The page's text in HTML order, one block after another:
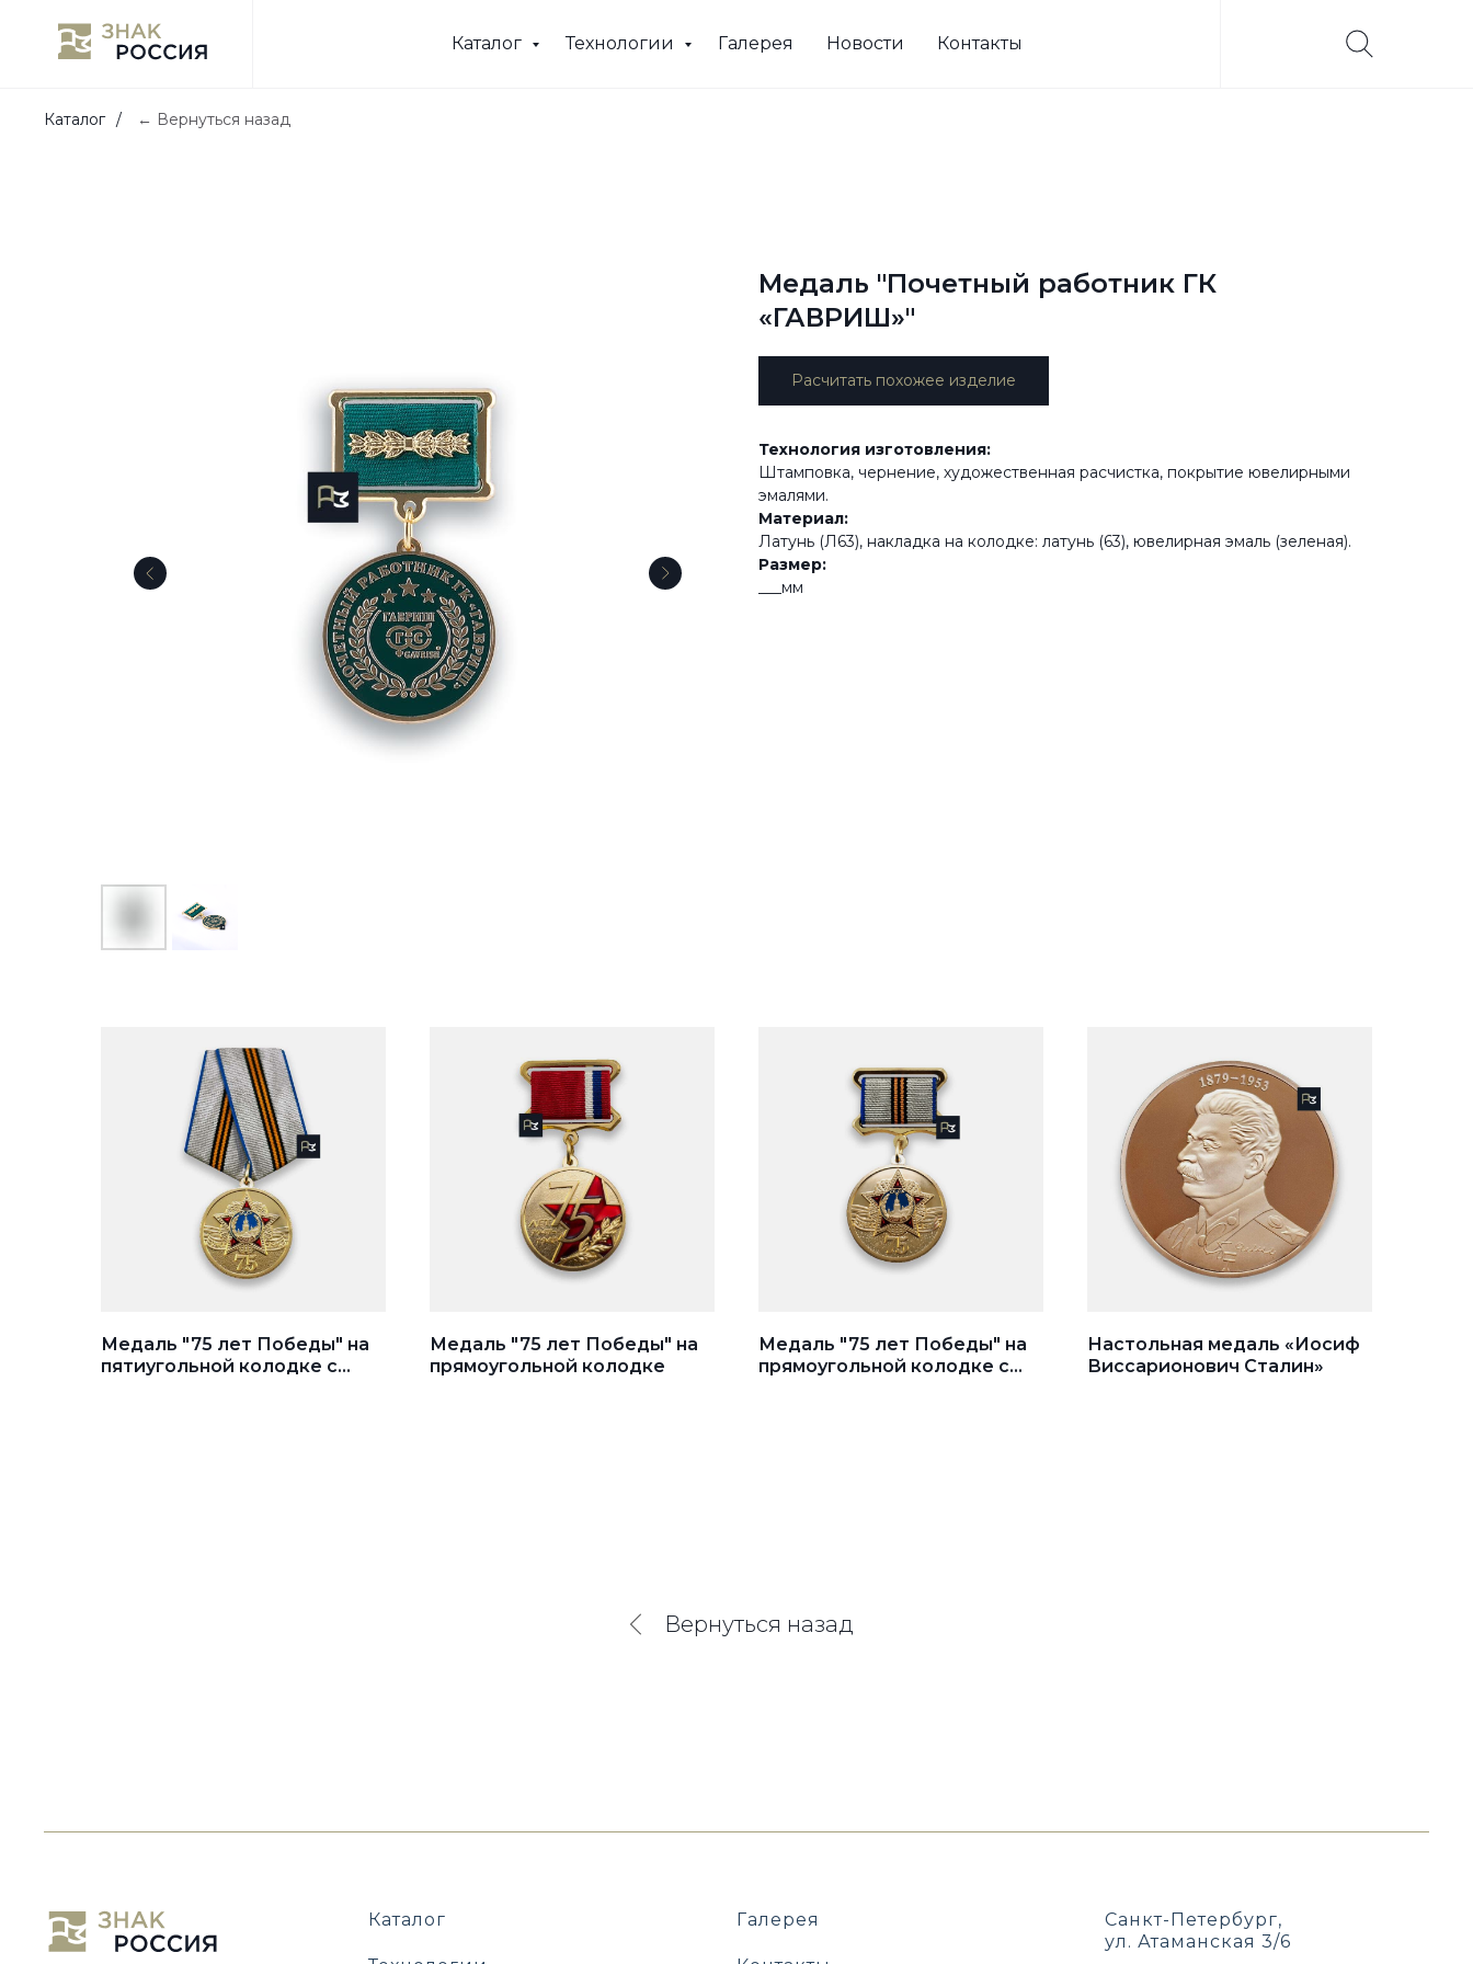
Каталог Технологии Галерея Новости Контакты
Каталог / ← Вернуться назад
Медаль "Почетный работник ГК
«ГАВРИШ»"
Расчитать похожее изделие
Технология изготовления:
Штамповка, чернение, художественная расчистка, покрытие ювелирными
эмалями.
Материал:
Латунь (Л63), накладка на колодке: латунь (63), ювелирная эмаль (зеленая).
Размер:
___мм
Медаль "75 лет Победы" на
пятиугольной колодке с
Медаль "75 лет Победы" на
прямоугольной колодке
Медаль "75 лет Победы" на
прямоугольной колодке с
Настольная медаль «Иосиф
Виссарионович Сталин»
Вернуться назад
Каталог Галерея
Санкт-Петербург,
ул. Атаманская 3/6